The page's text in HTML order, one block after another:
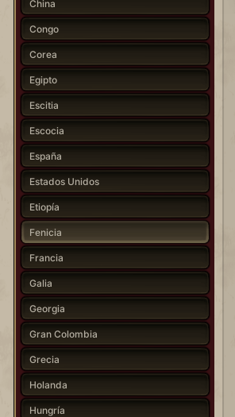
China
Congo
Corea
Egipto
Escitia
Escocia
España
Estados Unidos
Etiopía
Fenicia
Francia
Galia
Georgia
Gran Colombia
Grecia
Holanda
Hungría